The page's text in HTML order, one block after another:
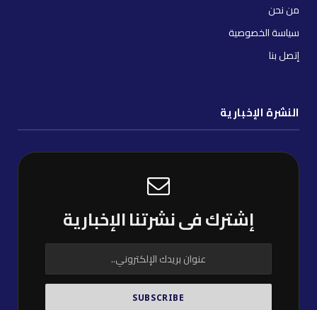
من نحن
سياسة الخصوصية
إتصل بنا
النشرة الإخبارية
إشترك فى نشرتنا الإخبارية